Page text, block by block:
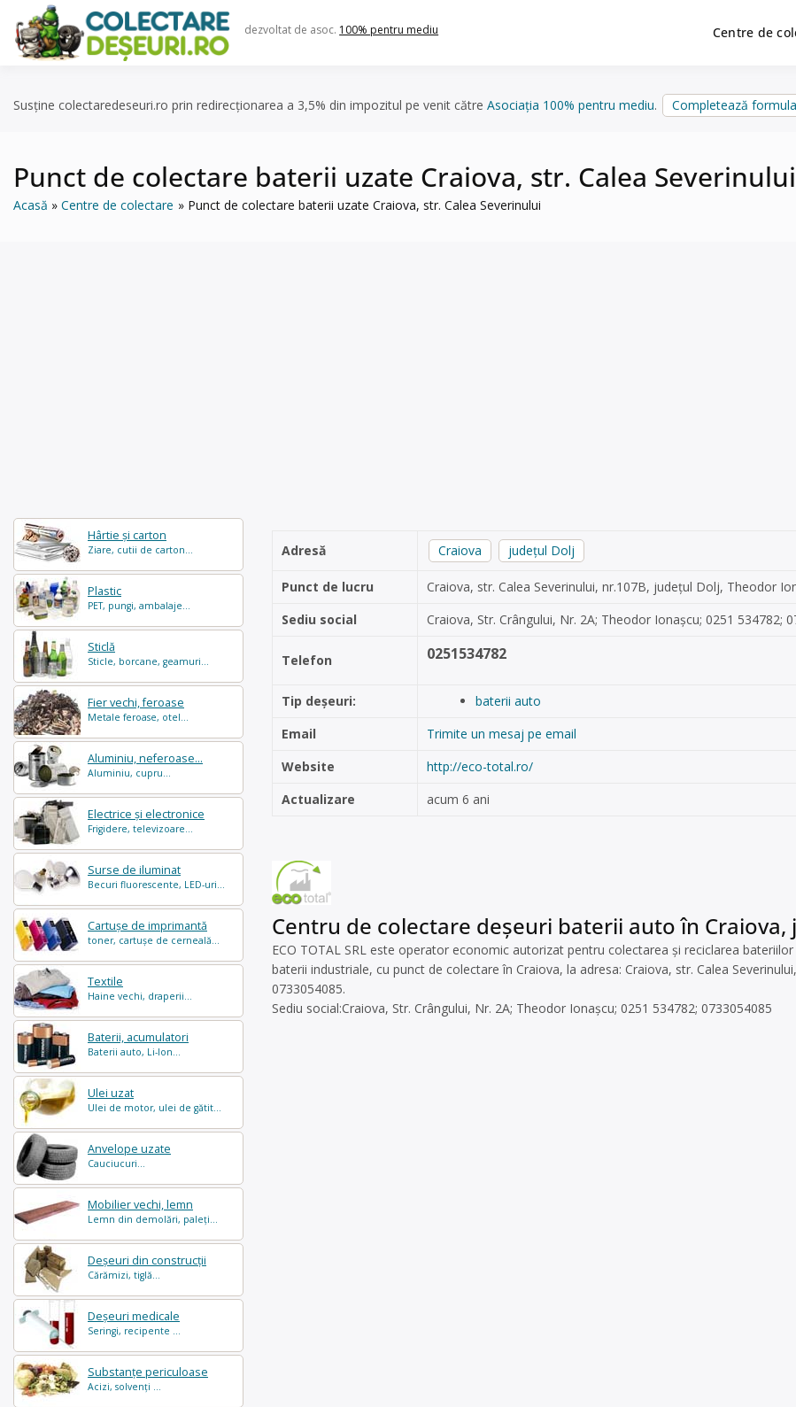
content
dezvoltat de asoc. 100% pentru mediu Centre de
Susține colectaredeseuri.ro prin redirecționarea a 3,5% din impozitul pe venit către Asociația 100% pentru mediu. Completează
Punct de colectare baterii uzate Craiova, str. Calea Severinului
Acasă Centre de colectare Punct de colectare baterii uzate Craiova, str. Calea Severinului
Hârtie și carton
Ziare, cutii de carton...
Plastic
PET, pungi, ambalaje...
Sticlă
Sticle, borcane, geamuri...
Fier vechi, feroase
Metale feroase, otel...
Aluminiu, neferoase...
Aluminiu, cupru...
Electrice și electronice
Frigidere, televizoare...
Surse de iluminat
Becuri fluorescente, LED-uri...
Cartușe de imprimantă
toner, cartușe de cerneală...
Textile
Haine vechi, draperii...
Baterii, acumulatori
Baterii auto, Li-Ion...
Ulei uzat
Ulei de motor, ulei de gătit...
Anvelope uzate
Cauciucuri...
Mobilier vechi, lemn
Lemn din demolări, paleți...
Deșeuri din construcții
Cărămizi, tiglă...
Deșeuri medicale
Seringi, recipente ...
Substanțe periculoase
Acizi, solvenți ...
Adresă Craiova județul Dolj
Punct de lucru
Craiova, str. Calea Severinului, nr.107B, județul Dolj, Theodor
Sediu social
Craiova, Str. Crângului, Nr. 2A; Theodor Ionașcu; 0251 534782;
Telefon 0251534782
Tip deșeuri:
baterii auto
Email
Trimite un mesaj pe email
Website
http://eco-total.ro/
Actualizare
acum 6 ani
Centru de colectare deșeuri baterii auto în Craiova,
ECO TOTAL SRL este operator economic autorizat pentru colectarea și reciclarea
baterii industriale, cu punct de colectare în Craiova, la adresa: Craiova, str. Calea
0733054085.
Sediu social:Craiova, Str. Crângului, Nr. 2A; Theodor Ionașcu; 0251 534782; 0733054085